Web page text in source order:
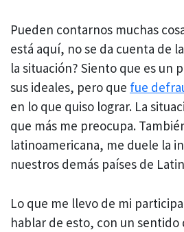
Pueden contarnos muchas
está aquí, no se da cuenta de
la situación? Siento que es un
sus ideales, pero que fue
en lo que quiso lograr. La
que más me preocupa.
latinoamericana, me duele la
nuestros demás países de
Lo que me llevo de mi
hablar de esto, con un